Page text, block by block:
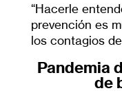
“Hacerle
prevención es
los contagios
Pandemia
de